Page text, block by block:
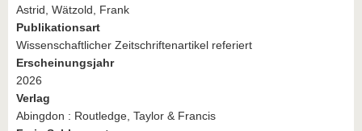
Astrid, Wätzold, Frank
Publikationsart
Wissenschaftlicher Zeitschriftenartikel referiert
Erscheinungsjahr
2026
Verlag
Abingdon : Routledge, Taylor & Francis